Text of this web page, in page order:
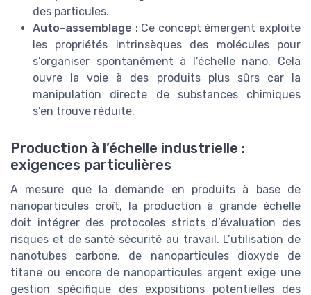
des particules.
Auto-assemblage : Ce concept émergent exploite
les propriétés intrinsèques des molécules pour
s’organiser spontanément à l’échelle nano. Cela
ouvre la voie à des produits plus sûrs car la
manipulation directe de substances chimiques
s’en trouve réduite.
Production à l’échelle industrielle :
exigences particulières
A mesure que la demande en produits à base de
nanoparticules croît, la production à grande échelle
doit intégrer des protocoles stricts d’évaluation des
risques et de santé sécurité au travail. L’utilisation de
nanotubes carbone, de nanoparticules dioxyde de
titane ou encore de nanoparticules argent exige une
gestion spécifique des expositions potentielles des